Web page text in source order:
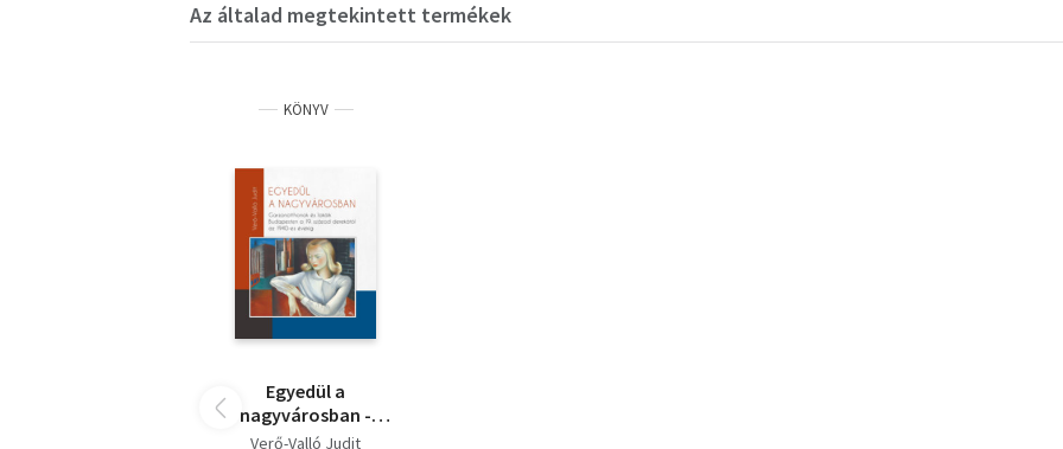
Az általad megtekintett termékek
KÖNYV
Egyedül a
nagyvárosban -
Garzonotthonok és
Verő-Valló Judit